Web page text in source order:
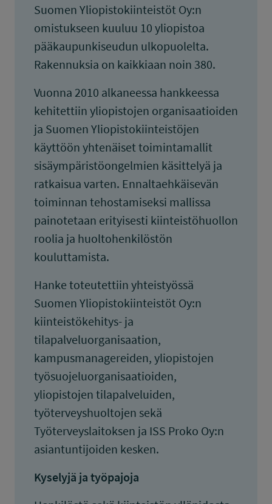
Suomen Yliopistokiinteistöt Oy:n
omistukseen kuuluu 10 yliopistoa
pääkaupunkiseudun ulkopuolelta.
Rakennuksia on kaikkiaan noin 380.
Vuonna 2010 alkaneessa hankkeessa
kehitettiin yliopistojen organisaatioiden
ja Suomen Yliopistokiinteistöjen
käyttöön yhtenäiset toimintamallit
sisäympäristöongelmien käsittelyä ja
ratkaisua varten. Ennaltaehkäisevän
toiminnan tehostamiseksi mallissa
painotetaan erityisesti kiinteistöhuollon
roolia ja huoltohenkilöstön
kouluttamista.
Hanke toteutettiin yhteistyössä
Suomen Yliopistokiinteistöt Oy:n
kiinteistökehitys- ja
tilapalveluorganisaation,
kampusmanagereiden, yliopistojen
työsuojeluorganisaatioiden,
yliopistojen tilapalveluiden,
työterveyshuoltojen sekä
Työterveyslaitoksen ja ISS Proko Oy:n
asiantuntijoiden kesken.
Kyselyjä ja työpajoja